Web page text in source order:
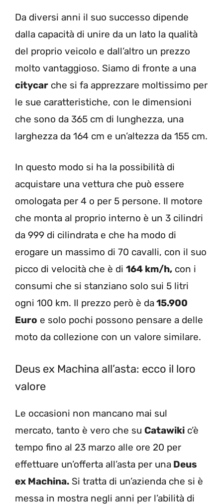
Da diversi anni il suo successo dipende
dalla capacità di unire da un lato la qualità
del proprio veicolo e dall’altro un prezzo
molto vantaggioso. Siamo di fronte a una
citycar che si fa apprezzare moltissimo per
le sue caratteristiche, con le dimensioni
che sono da 365 cm di lunghezza, una
larghezza da 164 cm e un’altezza da 155 cm.
In questo modo si ha la possibilità di
acquistare una vettura che può essere
omologata per 4 o per 5 persone. Il motore
che monta al proprio interno è un 3 cilindri
da 999 di cilindrata e che ha modo di
erogare un massimo di 70 cavalli, con il suo
picco di velocità che è di 164 km/h, con i
consumi che si stanziano solo sui 5 litri
ogni 100 km. Il prezzo però è da15.900
Euro e solo pochi possono pensare a delle
moto da collezione con un valore similare.
Deus ex Machina all’asta: ecco il loro
valore
Le occasioni non mancano mai sul
mercato, tanto è vero che su Catawiki c’è
tempo fino al 23 marzo alle ore 20 per
effettuare un’offerta all’asta per una Deus
ex Machina. Si tratta di un’azienda che si è
messa in mostra negli anni per l’abilità di